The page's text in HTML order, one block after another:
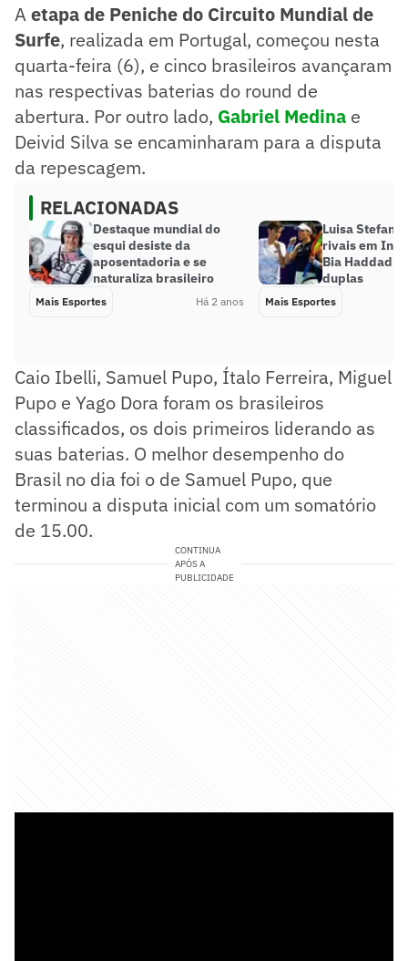
Aetapa de Peniche do Circuito Mundial de
Surfe, realizada em Portugal, começou nesta
quarta-feira (6), e cinco brasileiros avançaram
nas respectivas baterias do round de
abertura. Por outro lado, Gabriel Medina e
Deivid Silva se encaminharam para a disputa
da repescagem.
RELACIONADAS
Destaque mundial do
esqui desiste da
aposentadoria e se
naturaliza brasileiro
Mais Esportes Há 2 anos
Luisa Stefani
rivais em
Bia Haddad
duplas
Mais Esportes
Caio Ibelli, Samuel Pupo, Ítalo Ferreira, Miguel
Pupo e Yago Dora foram os brasileiros
classificados, os dois primeiros liderando as
suas baterias. O melhor desempenho do
Brasil no dia foi o de Samuel Pupo, que
terminou a disputa inicial com um somatório
de 15.00.
CONTINUA
APÓS A
PUBLICIDADE